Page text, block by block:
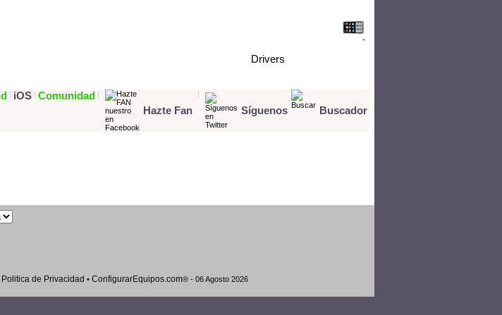
-
Drivers
| iOS | Comunidad |
Hazte Fan
|
Síguenos Buscador
Politica de Privacidad • ConfigurarEquipos.com® - 06 Agosto 2026